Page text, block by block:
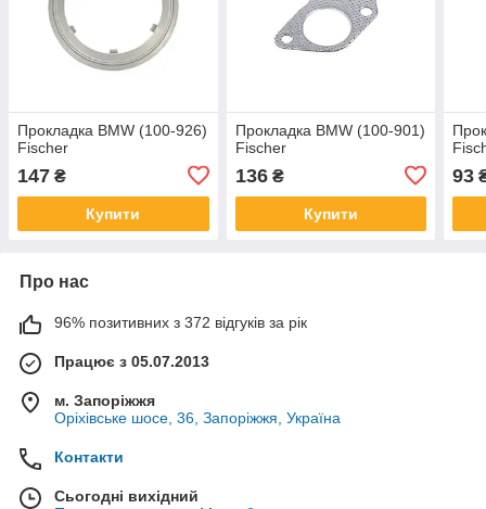
Прокладка BMW (100-926)
Fischer
147 ₴
Купити
Прокладка BMW (100-901)
Fischer
136₴
Купити
93
Про нас
96% позитивних з 372 відгуків за рік
Працює з 05.07.2013
м. Запоріжжя
Оріхівське шосе, 36, Запоріжжя, Україна
Контакти
Сьогодні вихідний